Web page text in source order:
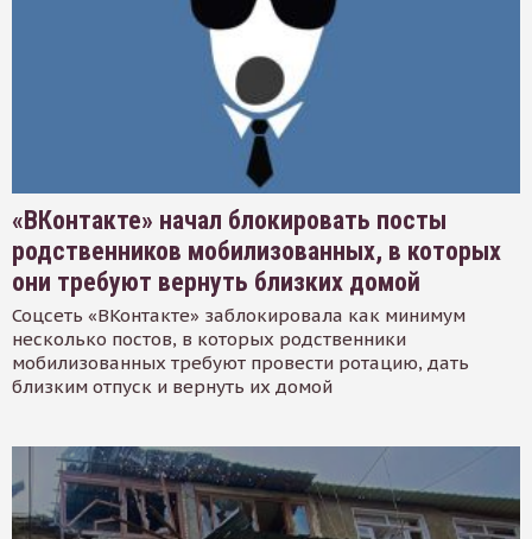
«ВКонтакте» начал блокировать посты
родственников мобилизованных, в которых
они требуют вернуть близких домой
Соцсеть «ВКонтакте» заблокировала как минимум
несколько постов, в которых родственники
мобилизованных требуют провести ротацию, дать
близким отпуск и вернуть их домой